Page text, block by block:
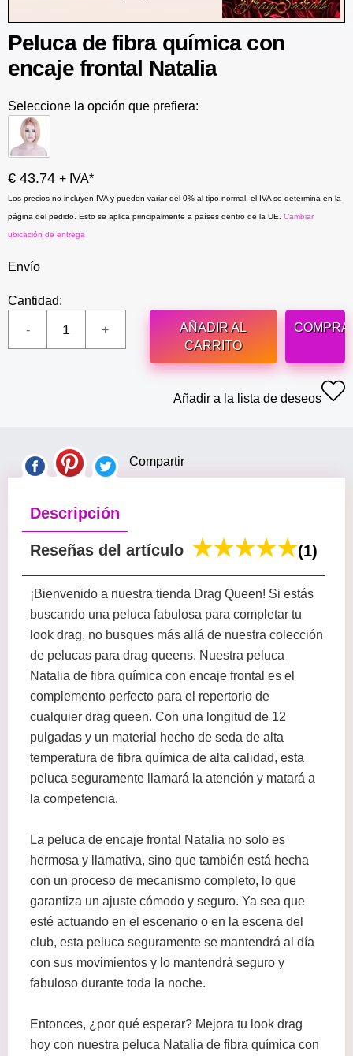
Peluca de fibra química con
encaje frontal Natalia
Seleccione la opción que prefiera:
€ 43.74 + IVA*
Los precios no incluyen IVA y pueden variar del 0% al tipo normal, el IVA se determina en la
página del pedido. Esto se aplica principalmente a países dentro de la UE. Cambiar
ubicación de entrega
Envío
Cantidad:
AÑADIR AL
CARRITO
Añadir a la lista de deseos
Compartir
Descripción
Reseñas del artículo (1)
¡Bienvenido a nuestra tienda Drag Queen! Si estás
buscando una peluca fabulosa para completar tu
look drag, no busques más allá de nuestra colección
de pelucas para drag queens. Nuestra peluca
Natalia de fibra química con encaje frontal es el
complemento perfecto para el repertorio de
cualquier drag queen. Con una longitud de 12
pulgadas y un material hecho de seda de alta
temperatura de fibra química de alta calidad, esta
peluca seguramente llamará la atención y matará a
la competencia.
La peluca de encaje frontal Natalia no solo es
hermosa y llamativa, sino que también está hecha
con un proceso de mecanismo completo, lo que
garantiza un ajuste cómodo y seguro. Ya sea que
esté actuando en el escenario o en la escena del
club, esta peluca seguramente se mantendrá al día
con sus movimientos y lo mantendrá seguro y
fabuloso durante toda la noche.
Entonces, ¿por qué esperar? Mejora tu look drag
hoy con nuestra peluca Natalia de fibra química con